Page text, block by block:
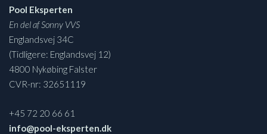
Pool Eksperten
En del af Sonny VVS
Englandsvej 34C
(Tidligere: Englandsvej 12)
4800 Nykøbing Falster
CVR-nr: 32651119
+45 72 20 66 61
info@pool-eksperten.dk